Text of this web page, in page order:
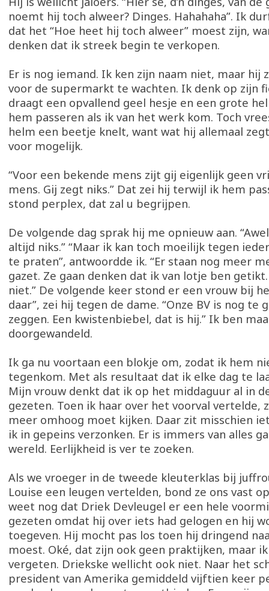
noemt hij toch alweer? Dinges. Hahahaha”. Ik
dat het “Hoe heet hij toch alweer” moest zijn,
denken dat ik streek begin te verkopen.
Er is nog iemand. Ik ken zijn naam niet, maar hij
voor de supermarkt te wachten. Ik denk op zijn
draagt een opvallend geel hesje en een grote
hem passeren als ik van het werk kom. Toch
helm een beetje knelt, want wat hij allemaal
voor mogelijk.
“Voor een bekende mens zijt gij eigenlijk geen
mens. Gij zegt niks.” Dat zei hij terwijl ik hem
stond perplex, dat zal u begrijpen.
De volgende dag sprak hij me opnieuw aan.
altijd niks.” “Maar ik kan toch moeilijk tegen
te praten”, antwoordde ik. “Er staan nog meer
gazet. Ze gaan denken dat ik van lotje ben
niet.” De volgende keer stond er een vrouw bij
daar”, zei hij tegen de dame. “Onze BV is nog te
zeggen. Een kwistenbiebel, dat is hij.” Ik ben
doorgewandeld.
Ik ga nu voortaan een blokje om, zodat ik hem
tegenkom. Met als resultaat dat ik elke dag te
Mijn vrouw denkt dat ik op het middaguur al in
gezeten. Toen ik haar over het voorval vertelde,
meer omhoog moet kijken. Daar zit misschien
ik in gepeins verzonken. Er is immers van alles
wereld. Eerlijkheid is ver te zoeken.
Als we vroeger in de tweede kleuterklas bij
Louise een leugen vertelden, bond ze ons vast
weet nog dat Driek Devleugel er een hele
gezeten omdat hij over iets had gelogen en hij
toegeven. Hij mocht pas los toen hij dringend
moest. Oké, dat zijn ook geen praktijken, maar
vergeten. Driekske wellicht ook niet. Naar het
president van Amerika gemiddeld vijftien keer